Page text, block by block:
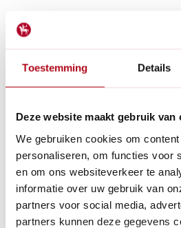
Toestemming Details
Deze website maakt gebruik van
We gebruiken cookies om
personaliseren, om functies voor
en om ons websiteverkeer te
informatie over uw gebruik van
partners voor social media,
partners kunnen deze gegevens
De Haxnicks bloempot schotels
bamboe en rijst. De schotels zijn
bloempotten en zijn 100% biologisch
Betaal achteraf met Riverty.
14dagen bedenktijd
Al28 jaarde tuinspecialist voor
Nieuw:Haal je bestelling in
Stel een vraag over dit product